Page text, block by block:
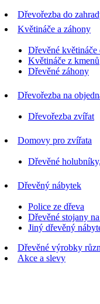
Dřevořezba do
Květináče a záhony
Dřevěné květináče
Květináče z kmenů
Dřevěné záhony
Dřevořezba na
Dřevořezba zvířat
Domovy pro zvířata
Dřevěné
Dřevěný nábytek
Police ze dřeva
Dřevěné stojany
Jiný dřevěný
Dřevěné výrobky
Akce a slevy